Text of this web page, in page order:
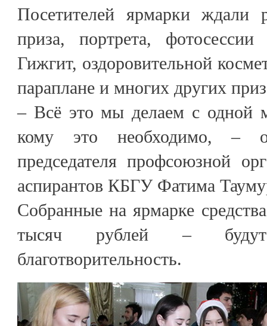
Посетителей ярмарки ждали
приза, портрета,
Гижгит, оздоровительной
параплане и многих других
– Всё это мы делаем с одной
кому это необходимо, –
председателя профсоюзной
аспирантов КБГУ Фатима
Собранные на ярмарке
тысяч рублей –
благотворительность.